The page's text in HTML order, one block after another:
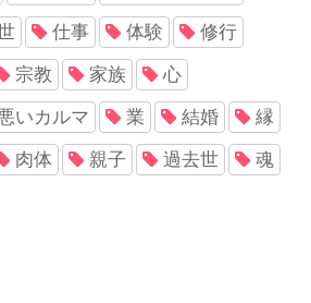
仕事 体験 修行
宗教 家族 心
いカルマ 業 結婚 縁
肉体 親子 過去世 魂